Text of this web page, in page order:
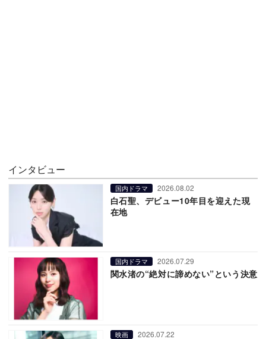
インタビュー
国内ドラマ 2026.08.02
白石聖、デビュー10年目を迎えた現
在地
国内ドラマ 2026.07.29
関水渚の“絶対に諦めない”という決意
映画 2026.07.22